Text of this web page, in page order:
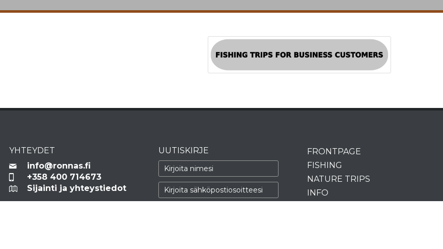
YHTEYDET
info@ronnas.fi
+358 400 714673
Sijainti ja yhteystiedot
UUTISKIRJE
FRONTPAGE
FISHING
NATURE TRIPS
INFO